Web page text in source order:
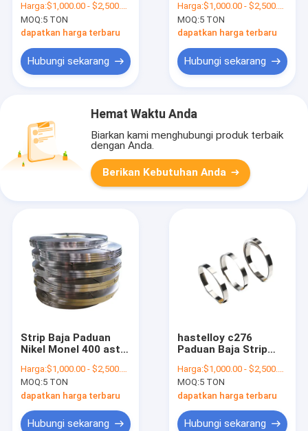
Inconel 718 Lembar
Foil Coil Strip
Harga:$1,000.00 - $2,500.00/Tons
MOQ:5 TON
dapatkan harga terbaru
Hubungi sekarang
Harga:$1,000.00 - $2,500.00/Tons
MOQ:5 TON
dapatkan harga terbaru
Hubungi sekarang
Hemat Waktu Anda
Biarkan kami menghubungi produk terbaik
dengan Anda.
Berikan Kebutuhan Anda
Strip Baja Paduan
Nikel Monel 400 astm
n04400
Harga:$1,000.00 - $2,500.00/Tons
MOQ:5 TON
dapatkan harga terbaru
Hubungi sekarang
hastelloy c276
Paduan Baja Strip
baja paduan nikel
Harga:$1,000.00 - $2,500.00/Tons
MOQ:5 TON
dapatkan harga terbaru
Hubungi sekarang